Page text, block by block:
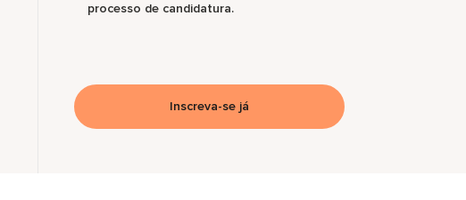
processo de candidatura.
Inscreva-se já